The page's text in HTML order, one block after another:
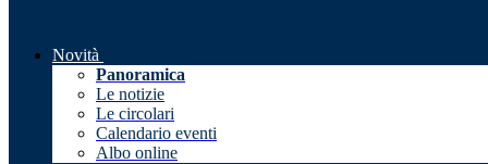
Novità
Panoramica
Le notizie
Le circolari
Calendario eventi
Albo online